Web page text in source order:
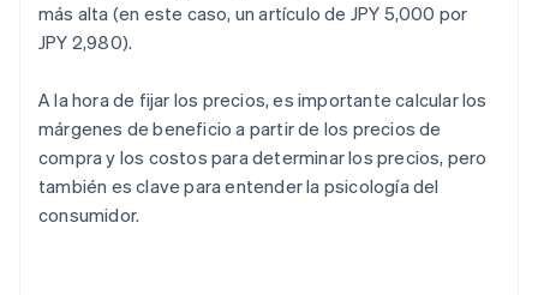
más alta (en este caso, un artículo de JPY 5,000 por
JPY 2,980).
A la hora de fijar los precios, es importante calcular los
márgenes de beneficio a partir de los precios de
compra y los costos para determinar los precios, pero
también es clave para entender la psicología del
consumidor.